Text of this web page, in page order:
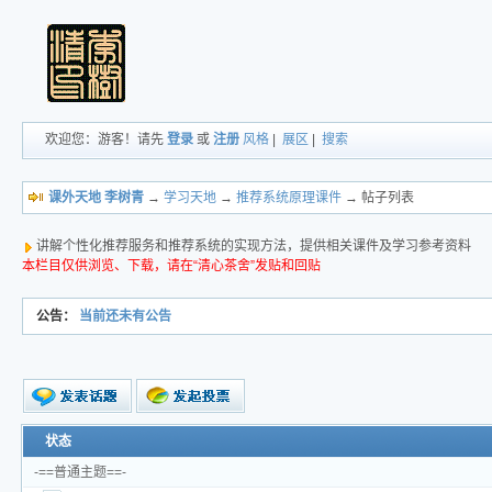
欢迎您：游客！请先登录 或注册 风格 |展区 |搜索
课外天地 李树青 →学习天地 →推荐系统原理课件 → 帖子列表
讲解个性化推荐服务和推荐系统的实现方法，提供相关课件及学习参考资料
本栏目仅供浏览、下载，请在“清心茶舍”发贴和回贴
公告： 当前还未有公告
新的主题
投票帖
状态
-==普通主题==-